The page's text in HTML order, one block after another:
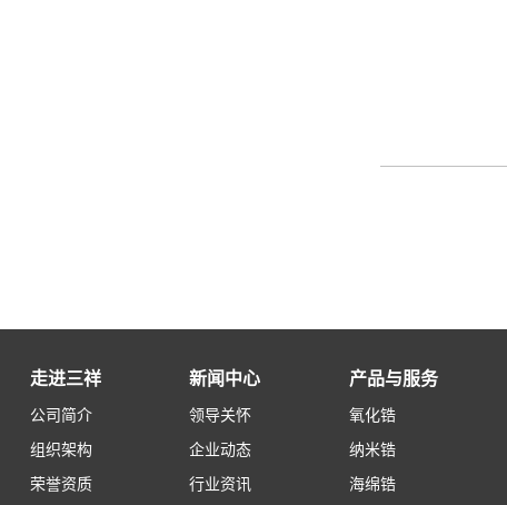
走进三祥
公司简介
组织架构
荣誉资质
新闻中心
领导关怀
企业动态
行业资讯
产品与服务
氧化锆
纳米锆
海绵锆